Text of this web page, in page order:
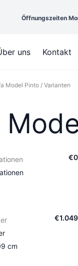
Öffnungszeiten
uns Kontakt
Model Pinto / Varianten
€0
€1.049
cm